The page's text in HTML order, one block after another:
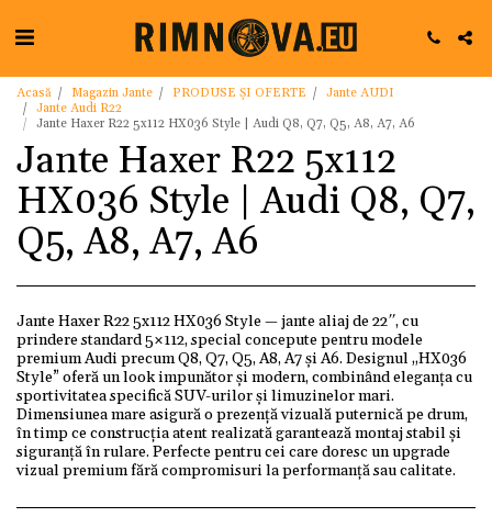
Acasă Magazin Jante PRODUSE ȘI OFERTE
Jante AUDI
Jante Audi R22
Jante Haxer R22 5x112 HX036 Style | Audi Q8, Q7, Q5, A8, A7, A6
Jante Haxer R22 5x112
HX036 Style | Audi Q8, Q7,
Q5, A8, A7, A6
Jante Haxer R22 5x112 HX036 Style — jante aliaj de 22″, cu
prindere standard 5×112, special concepute pentru modele
premium Audi precum Q8, Q7, Q5, A8, A7 și A6. Designul „HX036
Style” oferă un look impunător și modern, combinând eleganța cu
sportivitatea specifică SUV-urilor și limuzinelor mari.
Dimensiunea mare asigură o prezență vizuală puternică pe drum,
în timp ce construcția atent realizată garantează montaj stabil și
siguranță în rulare. Perfecte pentru cei care doresc un upgrade
vizual premium fără compromisuri la performanţă sau calitate.